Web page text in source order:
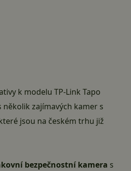
k modelu TP-Link Tapo
několik zajímavých kamer s
jsou na českém trhu již
bezpečnostní kamera s